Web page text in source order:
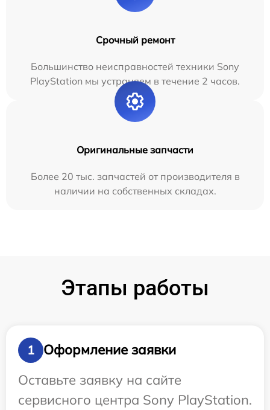
Срочный ремонт
Большинство неисправностей техники Sony
PlayStation мы устраняем в течение 2 часов.
Оригинальные запчасти
Более 20 тыс. запчастей от производителя в
наличии на собственных складах.
Этапы работы
1
Оформление заявки
Оставьте заявку на сайте
сервисного центра Sony PlayStation.